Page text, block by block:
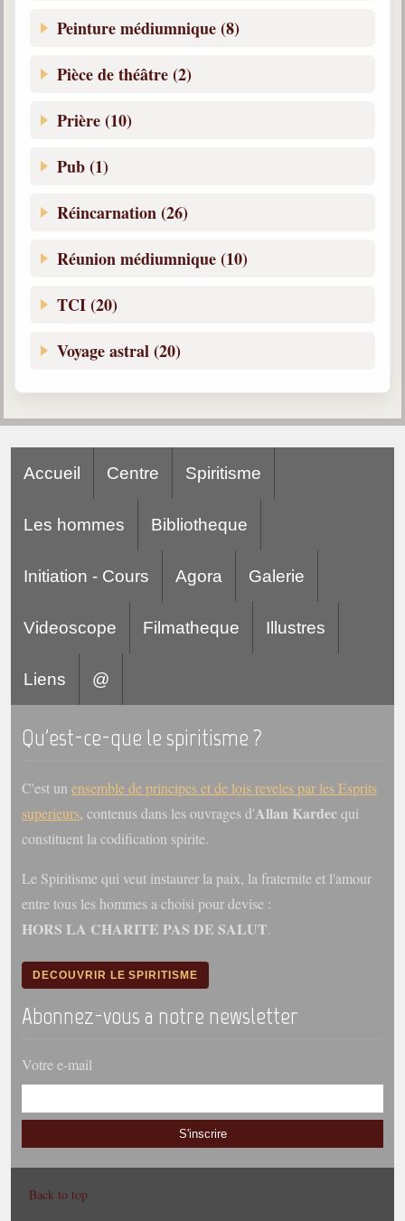
Peinture médiumnique (8)
Pièce de théâtre (2)
Prière (10)
Pub (1)
Réincarnation (26)
Réunion médiumnique (10)
TCI (20)
Voyage astral (20)
Accueil Centre Spiritisme
Les hommes Bibliotheque
Initiation - Cours Agora Galerie
Videoscope Filmatheque Illustres
Liens @
Qu'est-ce-que le spiritisme ?
C'est un ensemble de principes et de lois reveles par les Esprits
superieurs, contenus dans les ouvrages d'Allan Kardecqui
constituent la codification spirite.
Le Spiritisme qui veut instaurer la paix, la fraternite et l'amour
entre tous les hommes a choisi pour devise :
HORS LA CHARITE PAS DE SALUT.
DECOUVRIR LE SPIRITISME
Abonnez-vous a notre newsletter
Votre e-mail
S'inscrire
Back to top